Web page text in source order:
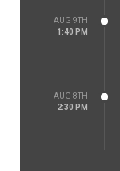
AUG 9TH
1:40 PM
AUG 8TH
2:30 PM